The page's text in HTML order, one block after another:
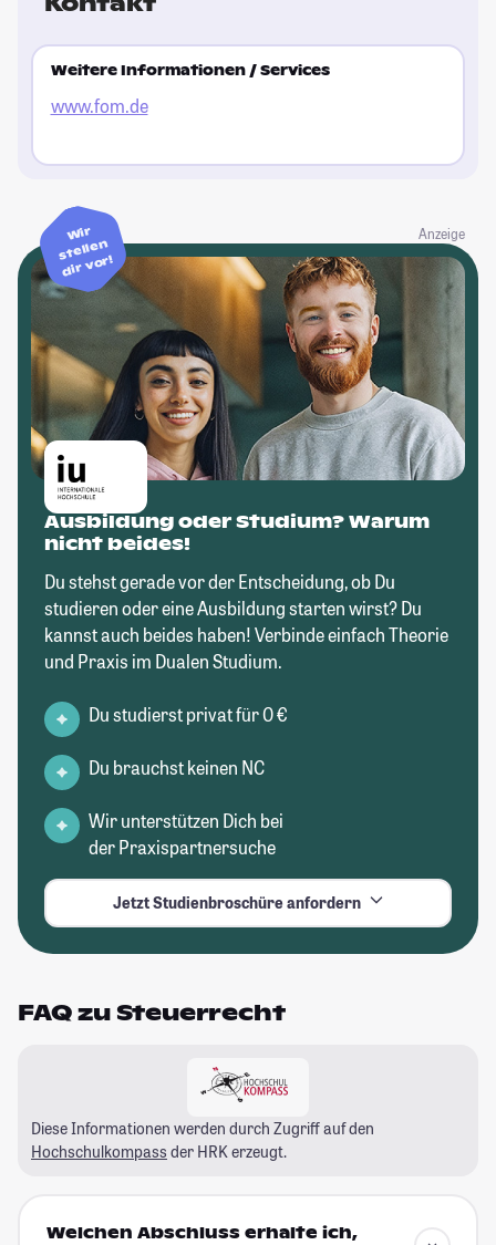
Weitere Informationen / Services
www.fom.de
Anzeige
Wir
stellen
dir vor!
Ausbildung oder Studium? Warum
nicht beides!
Du stehst gerade vor der Entscheidung, ob Du
studieren oder eine Ausbildung starten wirst? Du
kannst auch beides haben! Verbinde einfach Theorie
und Praxis im Dualen Studium.
Du studierst privat für 0 €
Du brauchst keinen NC
Wir unterstützen Dich bei
der Praxispartnersuche
Jetzt Studienbroschüre anfordern
FAQ zu Steuerrecht
Diese Informationen werden durch Zugriff auf den
Hochschulkompass der HRK erzeugt.
Welchen Abschluss erhalte ich,